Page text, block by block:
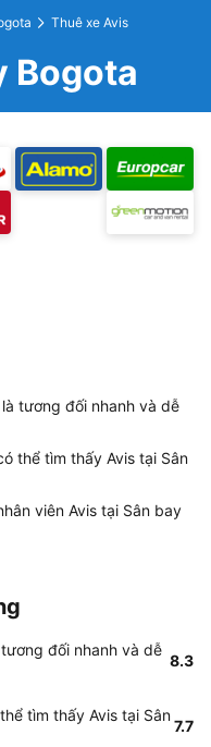
Thuê xe Avis
Bogota
tương đối nhanh và dễ
thể tìm thấy Avis tại Sân
viên Avis tại Sân bay
đối nhanh và dễ
8.3
tìm thấy Avis tại Sân
7.7